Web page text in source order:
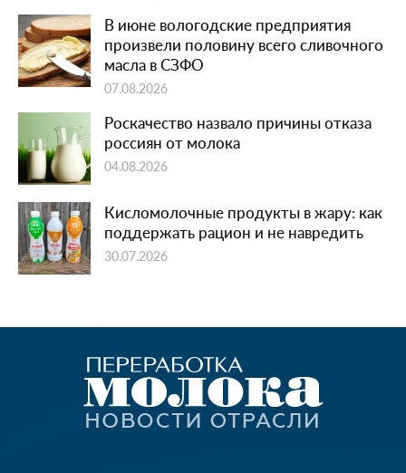
В июне вологодские предприятия
произвели половину всего сливочного
масла в СЗФО
07.08.2026
Роскачество назвало причины отказа
россиян от молока
04.08.2026
Кисломолочные продукты в жару: как
поддержать рацион и не навредить
30.07.2026